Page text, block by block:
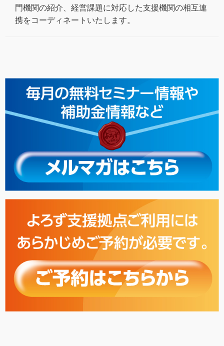
門機関の紹介、経営課題に対応した支援機関の相互連
携をコーディネートいたします。